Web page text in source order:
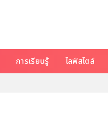
การเรียนรู้ ไลฟ์สไตล์